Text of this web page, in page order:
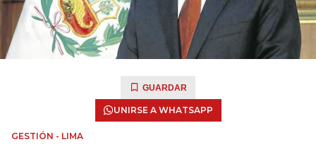
GUARDAR
UNIRSE A WHATSAPP
GESTIÓN - LIMA